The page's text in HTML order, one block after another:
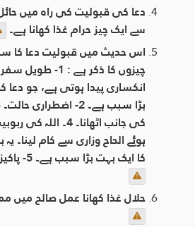
دعا کی قبولیت کی راہ میں
سے ایک چیز حرام غذا کھانا ہے۔
اس حدیث میں قبولیت دعا کا
چیزوں کا ذکر ہے :
انکساری پیدا ہوتی ہے، جو
کی جانب اٹھانا۔ 4۔
ہوئے الحاح وزاری سے کام لینا۔
کا ایک بہت بڑا سبب ہے۔ 5- پاکیزہ چيزیں کھانا اور پینا۔
حلال غذا کھانا عمل صالح میں